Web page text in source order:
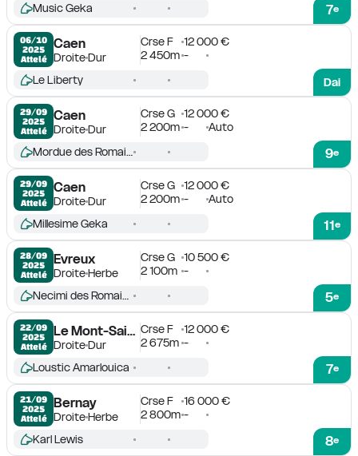
7e
Music Geka
06/10
2025
Attelé
Caen
DroiteDur
Crse F
12 000 €
2 450m -
Dai
Le Liberty
29/09
2025
Attelé
Caen
DroiteDur
Crse G
12 000 €
2 200m - Auto
9e
Mordue des Romains
29/09
2025
Attelé
Caen
DroiteDur
Crse G
12 000 €
2 200m - Auto
11e
Millesime Geka
28/09
2025
Attelé
Evreux
DroiteHerbe
Crse G
10 500 €
2 100m -
5e
Necimi des Romains
22/09
2025
Attelé
Le Mont-Saint-Michel
DroiteDur
Crse F
12 000 €
2 675m -
7e
Loustic Amarlouica
21/09
2025
Attelé
Bernay
DroiteHerbe
Crse F
16 000 €
2 800m -
8e
Karl Lewis